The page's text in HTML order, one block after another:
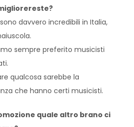
davvero incredibili in Italia,
sempre preferito musicisti
qualcosa sarebbe la
che hanno certi musicisti.
quale altro brano ci